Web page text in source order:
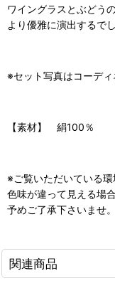
ワイングラスとぶどう
より優雅に演出するでし
※セット写真はコーディ
【素材】 絹100％
※ご覧いただいている環
色味が違って見える場
予めご了承下さいませ。
関連商品